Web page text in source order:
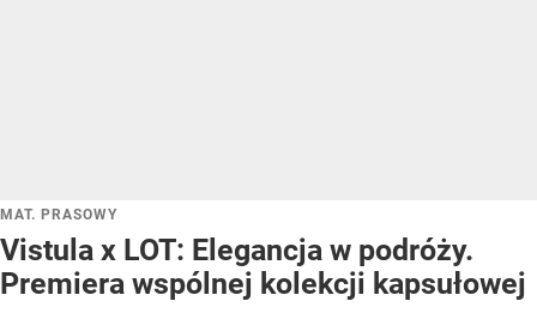
MAT. PRASOWY
Vistula x LOT: Elegancja w podróży.
Premiera wspólnej kolekcji kapsułowej